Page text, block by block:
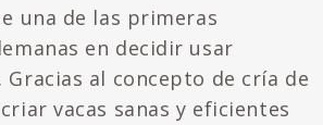
una de las primeras
en decidir usar
al concepto de cría de
vacas sanas y eficientes